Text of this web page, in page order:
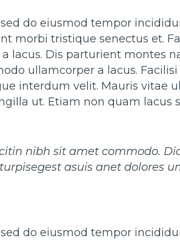
do eiusmod tempor
morbi tristique senectus et.
lacus. Dis parturient montes
ullamcorper a lacus.
interdum velit. Mauris vitae
ut. Etiam non quam lacus
nibh sit amet commodo.
asuis anet dolores
do eiusmod tempor